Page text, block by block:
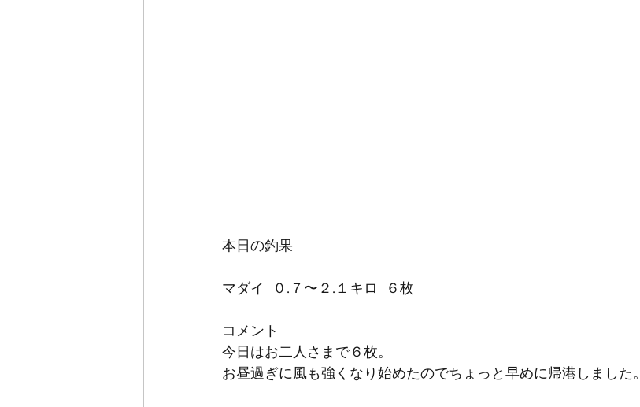
本日の釣果
マダイ  ０.７〜２.１キロ  ６枚
コメント
今日はお二人さまで６枚。
お昼過ぎに風も強くなり始めたのでちょっと早めに帰港しました。